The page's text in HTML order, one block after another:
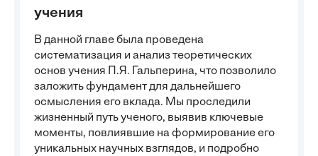
учения
В данной главе была проведена
систематизация и анализ теоретических
основ учения П.Я. Гальперина, что позволило
заложить фундамент для дальнейшего
осмысления его вклада. Мы проследили
жизненный путь ученого, выявив ключевые
моменты, повлиявшие на формирование его
уникальных научных взглядов, и подробно